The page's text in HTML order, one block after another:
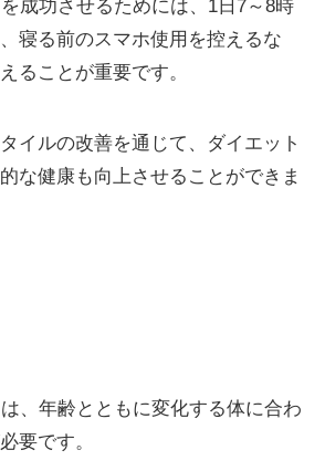
成功させるためには、1日7～8時
寝る前のスマホ使用を控えるな
ることが重要です。
イルの改善を通じて、ダイエット
な健康も向上させることができま
、年齢とともに変化する体に合わ
要です。